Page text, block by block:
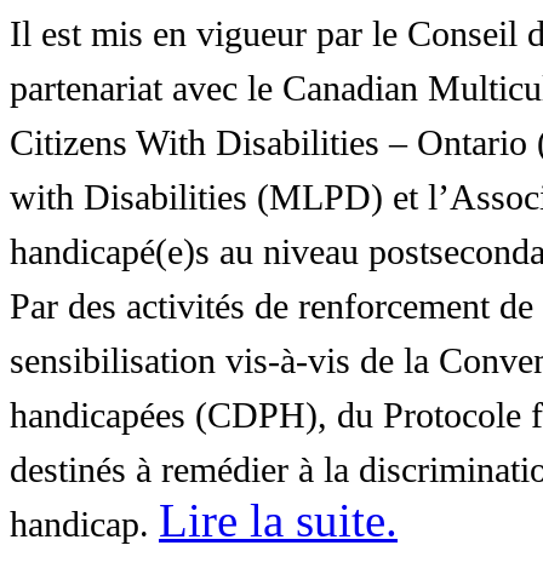
Il est mis en vigueur par le Conseil
partenariat avec le Canadian
Citizens With Disabilities – Ontario
with Disabilities (MLPD) et
handicapé(e)s au niveau
Par des activités de renforcement
sensibilisation vis-à-vis de la
handicapées (CDPH), du Protocole
destinés à remédier à la
handicap. Lire la suite.